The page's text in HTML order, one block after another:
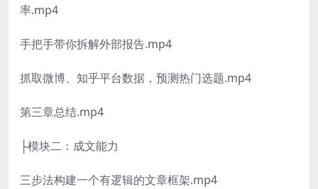
率.mp4
手把手带你拆解外部报告.mp4
抓取微博、知乎平台数据，预测热门选题.mp4
第三章总结.mp4
├模块二：成文能力
三步法构建一个有逻辑的文章框架.mp4